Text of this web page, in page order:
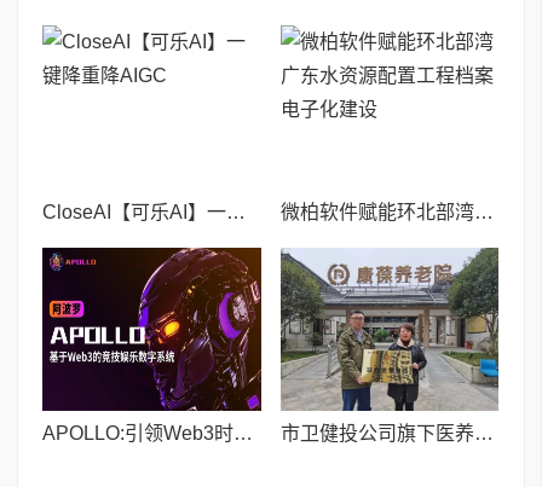
CloseAI【可乐AI】一键降重降AIGC 微柏软件赋能环北部湾广东水资源配置工程档案电子化建设
APOLLO:引领Web3时代竞技娱乐新风尚 市卫健投公司旗下医养公司与贵州康瑞养老合作养老服务